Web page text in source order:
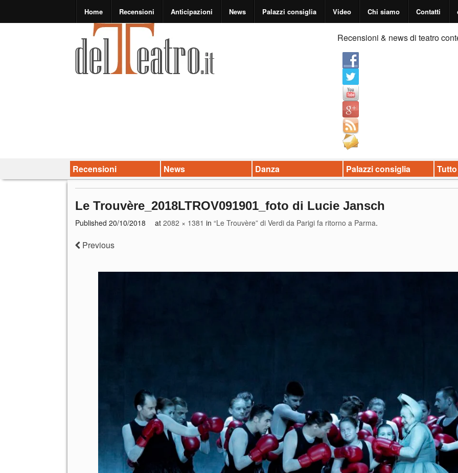
Home Recensioni Anticipazioni News Palazzi consiglia Video Chi siamo Contatti
Recensioni & news di teatro
Recensioni News Danza Palazzi consiglia
Le Trouvère_2018LTROV091901_foto di Lucie Jansch
Published 20/10/2018 at 2082 × 1381 in “Le Trouvère” di Verdi da Parigi fa ritorno a Parma.
Previous